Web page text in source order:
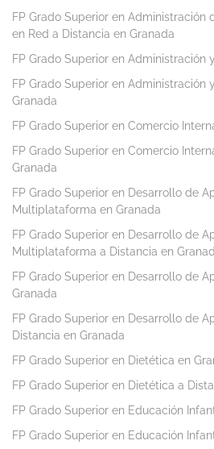
FP Grado Superior en Administración
en Red a Distancia en Granada
FP Grado Superior en Administración
FP Grado Superior en Administración
Granada
FP Grado Superior en Comercio
FP Grado Superior en Comercio
Granada
FP Grado Superior en Desarrollo de
Multiplataforma en Granada
FP Grado Superior en Desarrollo de
Multiplataforma a Distancia en
FP Grado Superior en Desarrollo de
Granada
FP Grado Superior en Desarrollo de
Distancia en Granada
FP Grado Superior en Dietética en
FP Grado Superior en Dietética a
FP Grado Superior en Educación
FP Grado Superior en Educación